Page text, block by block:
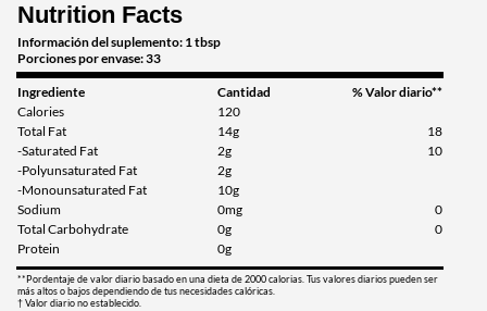
Nutrition Facts
Información del suplemento: 1 tbsp
Porciones por envase: 33
Ingrediente Cantidad
% Valor diario**
Calories
120
Total Fat
14g
18
-Saturated Fat
2g
10
-Polyunsaturated Fat
2g
-Monounsaturated Fat
10g
Sodium
0mg
0
Total Carbohydrate
0g
0
Protein
0g
**Pordentaje de valor diario basado en una dieta de 2000 calorias. Tus valores diarios pueden ser
más altos o bajos dependiendo de tus necesidades calóricas.
† Valor diario no establecido.